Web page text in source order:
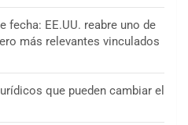
fecha: EE.UU. reabre uno de
más relevantes vinculados
que pueden cambiar el